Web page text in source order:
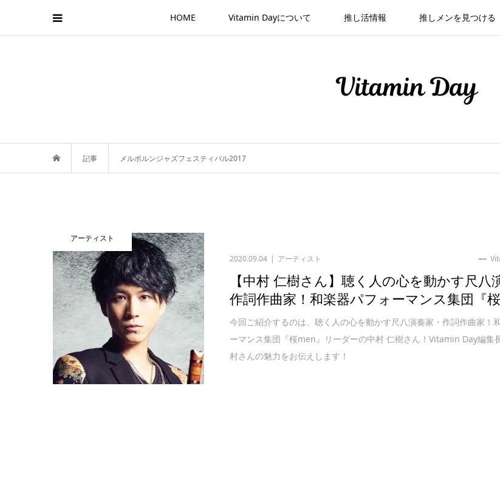
HOME Vitamin Dayについて 推し活情報 推しメンを見つける
記事 メルボルンジャズフェスティバル2017
アーティスト
2020.09.04 アーティスト
【中村 仁樹さん】聴く人の心を動かす尺八
作詞作曲家！和楽器パフォーマンス集団『
今回ご紹介するのは、聴く人の心を動かす尺八演奏家・作詞作曲家！
ーマンス集団『桜men』リーダーの中村 仁樹さん！Vitamin Day編集
村さんの魅力をお伝えします！